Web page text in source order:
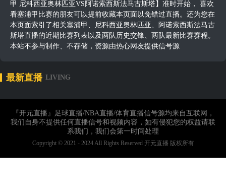
甲 尼科西亚奥林匹亚VS阿诺索西斯法马古斯塔】准时开始， 喜欢
看塞浦甲比赛的朋友可以提前收藏本页面以免错过直播。还为您在
本页面索引了相关塞浦甲、尼科西亚奥林匹亚、阿诺索西斯法马古
斯塔直播的近期比赛列表以及两队历史交锋、两队最新比赛赛程。
本站不参与制作、不存储，资源由热心网友提供信号源
最新直播 LIVING
『开元直播』足球直播/NBA直播/体育直播信号源均来自互联网，
我们自身不提供任何直播信号和视频内容，如有侵犯您的权益请联
系我们，我们会第一时间处理
Copyright © 2021 - 2024 All Rights Reserved 开元直播 版权所有